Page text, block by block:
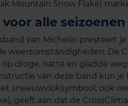
Mountain Snow Flake)
alle seizoenen
van Michelin presteert je
weersomstandigheden. De
droge, natte en gladde
van deze band kun
sneeuwvloksymbool, ook
geeft aan dat de